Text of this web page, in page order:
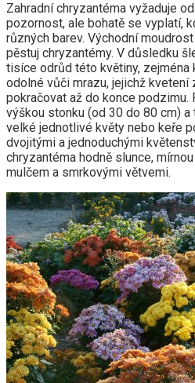
Zahradní chryzantéma vyžaduje
pozornost, ale bohatě se vyplatí,
různých barev. Východní
pěstuj chryzantémy. V důsledku
tisíce odrůd této květiny,
odolné vůči mrazu, jejichž kvetení
pokračovat až do konce
výškou stonku (od 30 do 80 cm)
velké jednotlivé květy nebo keře
dvojitými a jednoduchými
chryzantéma hodně slunce,
mulčem a smrkovými větvemi.